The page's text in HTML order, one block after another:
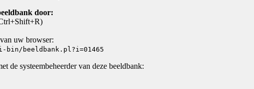
door:
uw browser:
beeldbank.pl?i=01465
de systeembeheerder van deze beeldbank: